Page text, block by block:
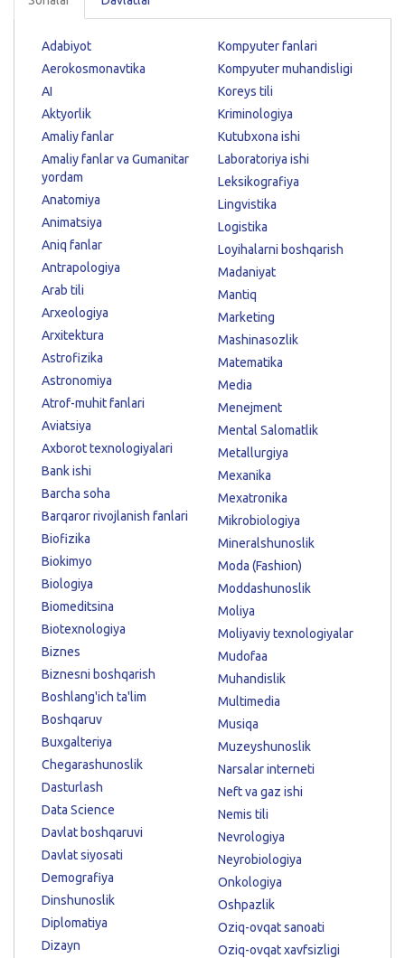
Adabiyot
Aerokosmonavtika
AI
Aktyorlik
Amaliy fanlar
Amaliy fanlar va Gumanitar
yordam
Anatomiya
Animatsiya
Aniq fanlar
Antrapologiya
Arab tili
Arxeologiya
Arxitektura
Astrofizika
Astronomiya
Atrof-muhit fanlari
Aviatsiya
Axborot texnologiyalari
Bank ishi
Barcha soha
Barqaror rivojlanish fanlari
Biofizika
Biokimyo
Biologiya
Biomeditsina
Biotexnologiya
Biznes
Biznesni boshqarish
Boshlang'ich ta'lim
Boshqaruv
Buxgalteriya
Chegarashunoslik
Dasturlash
Data Science
Davlat boshqaruvi
Davlat siyosati
Demografiya
Dinshunoslik
Diplomatiya
Dizayn
Kompyuter fanlari
Kompyuter muhandisligi
Koreys tili
Kriminologiya
Kutubxona ishi
Laboratoriya ishi
Leksikografiya
Lingvistika
Logistika
Loyihalarni boshqarish
Madaniyat
Mantiq
Marketing
Mashinasozlik
Matematika
Media
Menejment
Mental Salomatlik
Metallurgiya
Mexanika
Mexatronika
Mikrobiologiya
Mineralshunoslik
Moda (Fashion)
Moddashunoslik
Moliya
Moliyaviy texnologiyalar
Mudofaa
Muhandislik
Multimedia
Musiqa
Muzeyshunoslik
Narsalar interneti
Neft va gaz ishi
Nemis tili
Nevrologiya
Neyrobiologiya
Onkologiya
Oshpazlik
Oziq-ovqat sanoati
Oziq-ovqat xavfsizligi